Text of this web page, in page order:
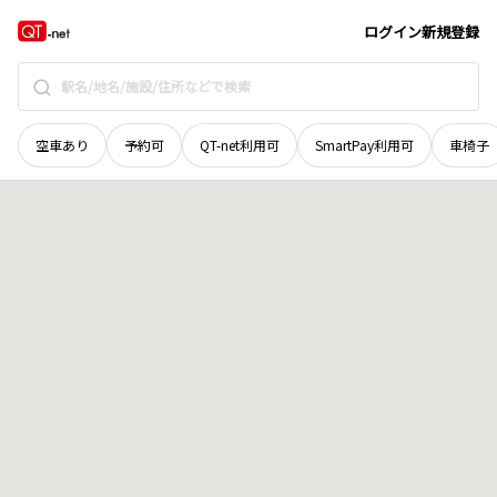
ログイン新規登録
空車あり 予約可 QT-net利用可 SmartPay利用可 車椅子
福井県